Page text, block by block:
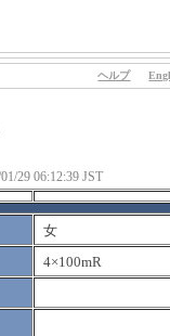
ヘルプ
29 06:12:39 JST
女
4×100mR